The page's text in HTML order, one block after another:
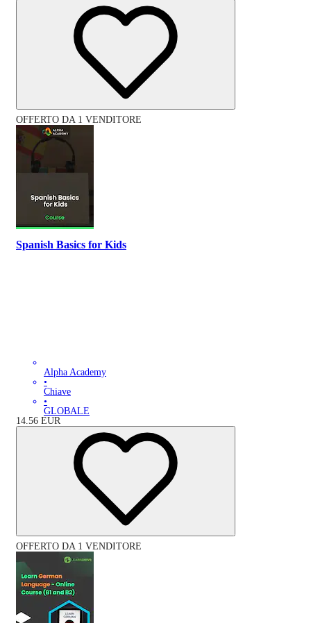
OFFERTO DA 1 VENDITORE
Spanish Basics for Kids
Alpha Academy
•
Chiave
•
GLOBALE
14.56 EUR
OFFERTO DA 1 VENDITORE